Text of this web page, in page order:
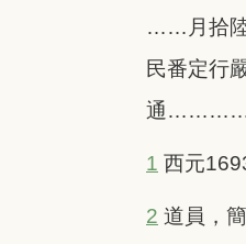
……月拾
民番定
通
1 西元
2 道員，